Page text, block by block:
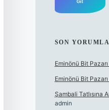
SON
Eminönü Bit
Eminönü Bit
Şambali Tatlısına
admin